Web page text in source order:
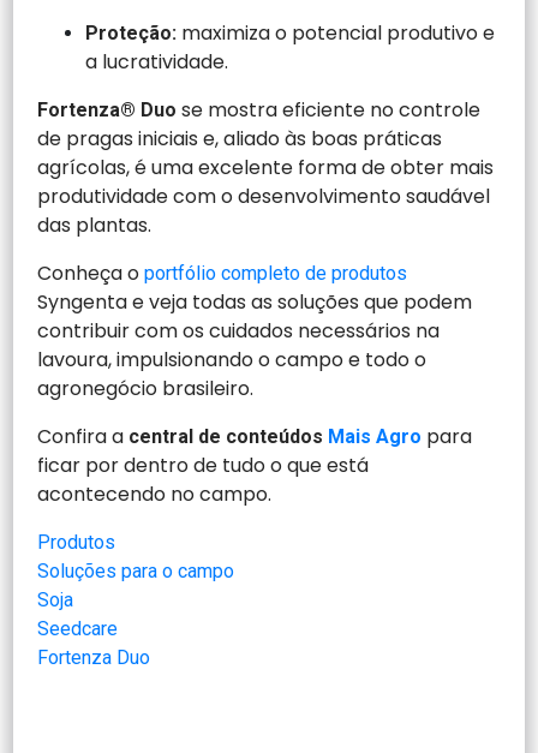
Proteção: maximiza o potencial produtivo e
a lucratividade.
Fortenza® Duose mostra eficiente no controle
de pragas iniciais e, aliado às boas práticas
agrícolas, é uma excelente forma de obter mais
produtividade com o desenvolvimento saudável
das plantas.
Conheça oportfólio completo de produtos
Syngenta e veja todas as soluções que podem
contribuir com os cuidados necessários na
lavoura, impulsionando o campo e todo o
agronegócio brasileiro.
Confira a central de conteúdos Mais Agro para
ficar por dentro de tudo o que está
acontecendo no campo.
Produtos
Soluções para o campo
Soja
Seedcare
Fortenza Duo